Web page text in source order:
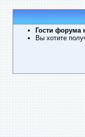
Гости форума
Вы хотите